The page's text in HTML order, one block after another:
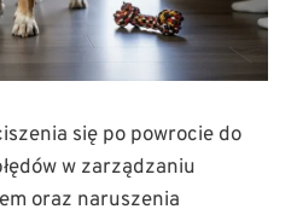
się po powrocie do
w zarządzaniu
oraz naruszenia